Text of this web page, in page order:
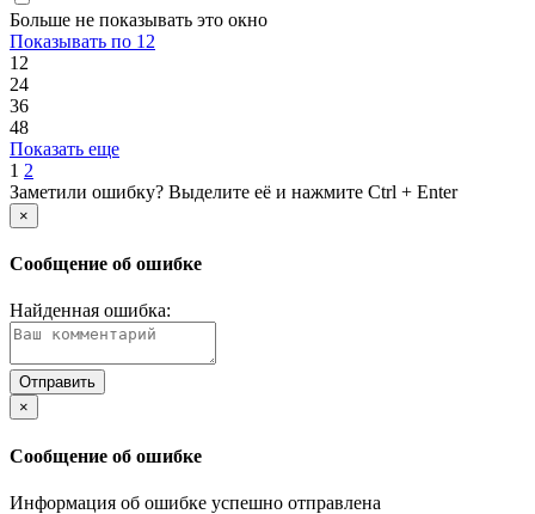
Больше не показывать это окно
Показывать по 12
12
24
36
48
Показать еще
1 2
Заметили ошибку? Выделите её и нажмите Ctrl + Enter
×
Сообщение об ошибке
Найденная ошибка:
×
Сообщение об ошибке
Информация об ошибке успешно отправлена